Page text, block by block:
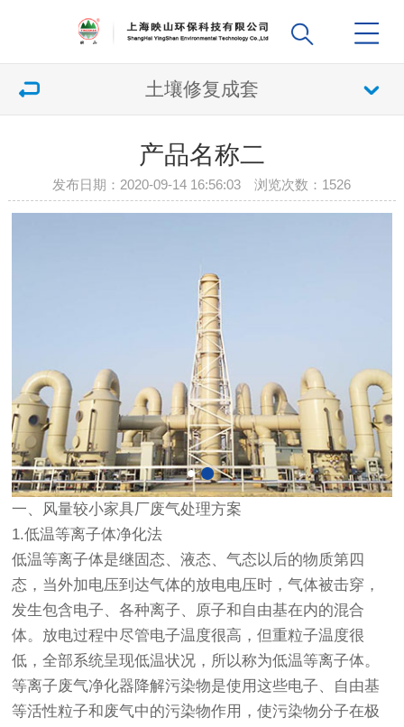
土壤修复成套
产品名称二
发布日期：2020-09-14 16:56:03 浏览次数： 1526
一、风量较小家具厂废气处理方案
1.低温等离子体净化法
低温等离子体是继固态、液态、气态以后的物质第四
态，当外加电压到达气体的放电电压时，气体被击穿，
发生包含电子、各种离子、原子和自由基在内的混合
体。放电过程中尽管电子温度很高，但重粒子温度很
低，全部系统呈现低温状况，所以称为低温等离子体。
等离子废气净化器降解污染物是使用这些电子、自由基
等活性粒子和废气中的污染物作用，使污染物分子在极